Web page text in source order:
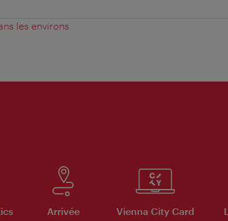
les environs
Arrivée Vienna City Card